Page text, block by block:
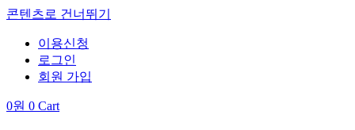
콘텐츠로 건너뛰기
이용신청
로그인
회원 가입
0원 0 Cart